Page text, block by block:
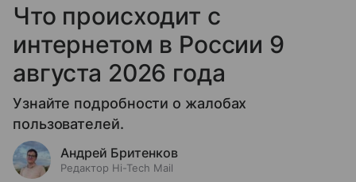
Что происходит с
интернетом в России 9
августа 2026 года
Узнайте подробности о жалобах
пользователей.
Андрей Бритенков
Редактор Hi-Tech Mail